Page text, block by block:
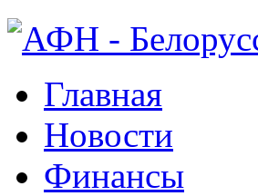
Главная
Новости
Финансы